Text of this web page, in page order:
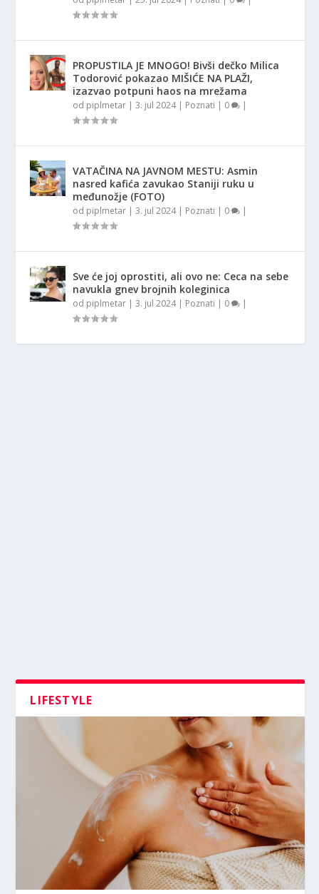
PROPUSTILA JE MNOGO! Bivši dečko Milica
Todorović pokazao MIŠIĆE NA PLAŽI,
izazvao potpuni haos na mrežama
od piplmetar |3. jul 2024| Poznati | 0 |
VATAČINA NA JAVNOM MESTU: Asmin
nasred kafića zavukao Staniji ruku u
međunožje (FOTO)
od piplmetar |3. jul 2024| Poznati | 0 |
Sve će joj oprostiti, ali ovo ne: Ceca na sebe
navukla gnev brojnih koleginica
od piplmetar |3. jul 2024| Poznati | 0 |
LIFESTYLE